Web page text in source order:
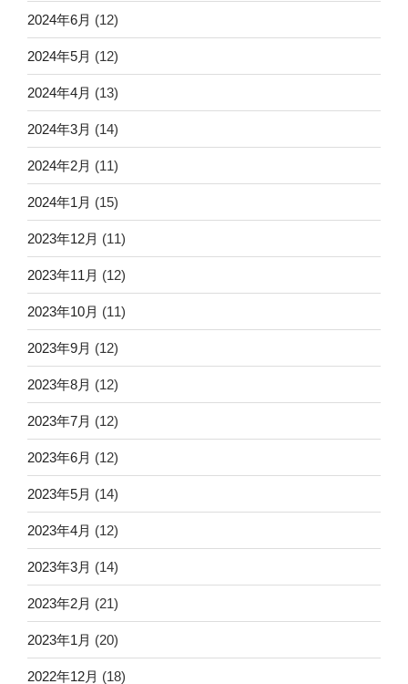
2024年6月 (12)
2024年5月 (12)
2024年4月 (13)
2024年3月 (14)
2024年2月 (11)
2024年1月 (15)
2023年12月 (11)
2023年11月 (12)
2023年10月 (11)
2023年9月 (12)
2023年8月 (12)
2023年7月 (12)
2023年6月 (12)
2023年5月 (14)
2023年4月 (12)
2023年3月 (14)
2023年2月 (21)
2023年1月 (20)
2022年12月 (18)